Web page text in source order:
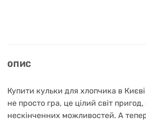
ОПИС
Купити кульки для хлопчика в
не просто гра, це цілий світ пригод,
нескінченних можливостей. А